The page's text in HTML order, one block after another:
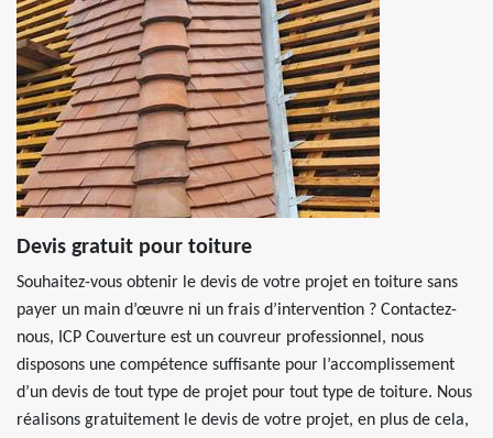
Devis gratuit pour toiture
Souhaitez-vous obtenir le devis de votre projet en toiture sans
payer un main d’œuvre ni un frais d’intervention ? Contactez-
nous, ICP Couverture est un couvreur professionnel, nous
disposons une compétence suffisante pour l’accomplissement
d’un devis de tout type de projet pour tout type de toiture. Nous
réalisons gratuitement le devis de votre projet, en plus de cela,